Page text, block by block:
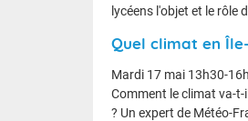
lycéens l'objet et le rôle
Quel climat en
Mardi 17 mai 13h30-
Comment le climat va-
? Un expert de Météo-